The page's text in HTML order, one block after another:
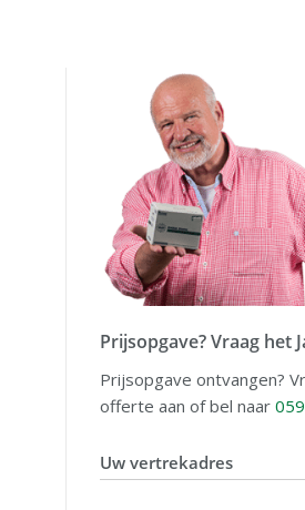
Prijsopgave? Vraag het
Prijsopgave ontvangen?
offerte aan of bel naar
Uw vertrekadres